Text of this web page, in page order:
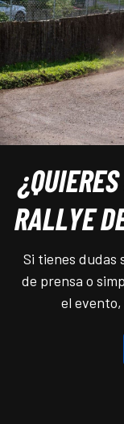
RALLYE
Si tienes dudas
de prensa o
el